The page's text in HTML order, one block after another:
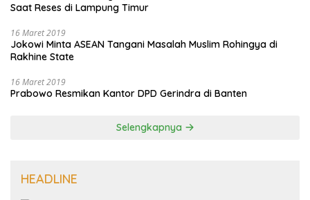
Saat Reses di Lampung Timur
16 Maret 2019
Jokowi Minta ASEAN Tangani Masalah Muslim Rohingya di
Rakhine State
16 Maret 2019
Prabowo Resmikan Kantor DPD Gerindra di Banten
Selengkapnya
HEADLINE